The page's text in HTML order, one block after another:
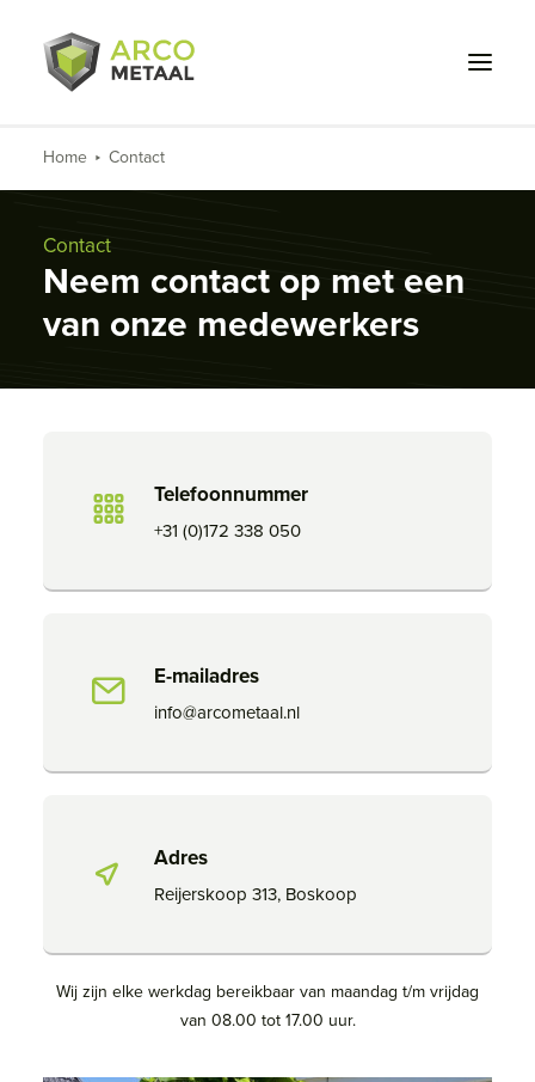
Wat we doen
Voor wie
Projecten
Over ons
Werken bij
Home Contact
Contact
Neem contact op met een
van onze medewerkers
Telefoonnummer
+31 (0)172 338 050
E-mailadres
info@arcometaal.nl
Adres
Reijerskoop 313, Boskoop
Wij zijn elke werkdag bereikbaar van maandag t/m vrijdag
van 08.00 tot 17.00 uur.